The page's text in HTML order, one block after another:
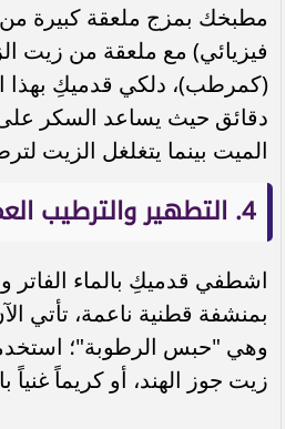
مطبخك بمزج ملعقة كبيرة
فيزيائي) مع ملعقة من زيت
دقائق حيث يساعد السكر على
الميت بينما يتغلغل الزيت
4. التطهير والترطيب العميق
اشطفي قدميكِ بالماء الفاتر
بمنشفة قطنية ناعمة، تأتي
وهي "حبس الرطوبة"؛
زيت جوز الهند، أو كريماً غنياً